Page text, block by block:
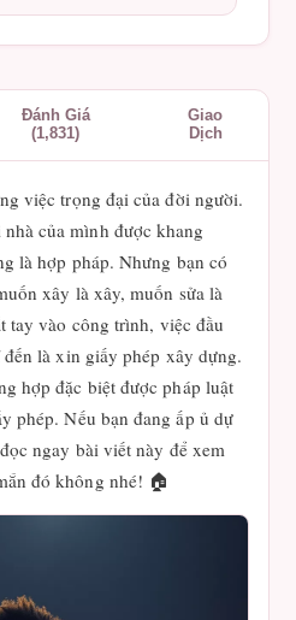
Đánh Giá
(1,831)
Giao
Dịch
việc trọng đại của đời người.
của mình được khang
là hợp pháp. Nhưng bạn có
xây là xây, muốn sửa là
tay vào công trình, việc đầu
là xin giấy phép xây dựng.
hợp đặc biệt được pháp luật
phép. Nếu bạn đang ấp ủ dự
ngay bài viết này để xem
đó không nhé! 🏠